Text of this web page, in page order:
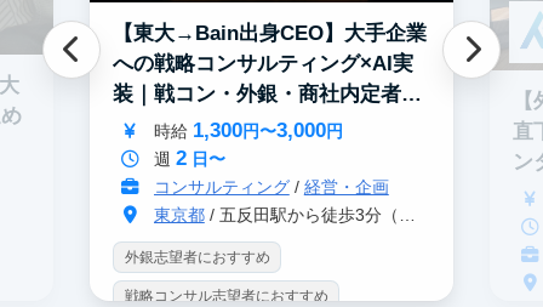
【東大→Bain出身CEO】大手企業
への戦略コンサルティング×AI実
装｜戦コン・外銀・商社内定者多
数
時給 1,300円〜3,000円
週 2日〜
コンサルティング/ 経営・企画
東京都/ 五反田駅から徒歩3分（大崎駅から徒歩8分）
外銀志望者におすすめ
戦略コンサル志望者におすすめ
直
ン